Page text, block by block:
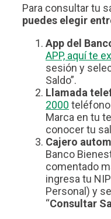
Para consultar tu
puedes elegir
App del
APP, aquí te
sesión y
Saldo”.
Llamada
2000
Marca en tu
conocer tu
Cajero
Banco
comentado
ingresa tu
Personal) y
“Consultar